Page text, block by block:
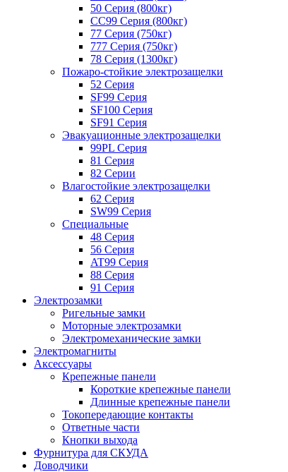
50 Серия (800кг)
СС99 Серия (800кг)
77 Серия (750кг)
777 Серия (750кг)
78 Серия (1300кг)
Пожаро-стойкие электрозащелки
52 Серия
SF99 Серия
SF100 Серия
SF91 Серия
Эвакуационные электрозащелки
99PL Серия
81 Серия
82 Серии
Влагостойкие электрозащелки
62 Серия
SW99 Серия
Специальные
48 Серия
56 Серия
AT99 Серия
88 Серия
91 Серия
Электрозамки
Ригельные замки
Моторные электрозамки
Электромеханические замки
Электромагниты
Аксессуары
Крепежные панели
Короткие крепежные панели
Длинные крепежные панели
Токопередающие контакты
Ответные части
Кнопки выхода
Фурнитура для СКУДА
Доводчики